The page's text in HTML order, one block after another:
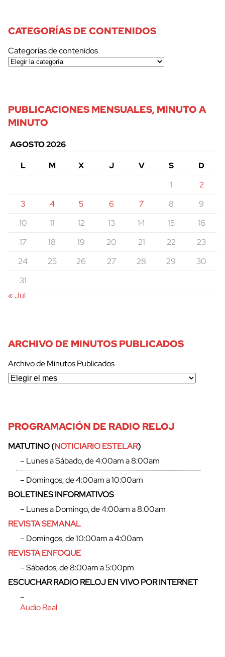
cerrar
CATEGORÍAS DE CONTENIDOS
Categorías de contenidos
PUBLICACIONES MENSUALES, MINUTO A
MINUTO
AGOSTO 2026
L
M X J V S
D
1
2
3
4 5 6 7 8
9
10
11 12 13 14 15
16
17
18 19 20 21 22
23
24
25 26 27 28 29
30
31
« Jul
ARCHIVO DE MINUTOS PUBLICADOS
Archivo de Minutos Publicados
PROGRAMACIÓN DE RADIO RELOJ
MATUTINO (NOTICIARIO ESTELAR)
– Lunes a Sábado, de 4:00am a 8:00am
– Domingos, de 4:00am a 10:00am
BOLETINES INFORMATIVOS
– Lunes a Domingo, de 4:00am a 8:00am
REVISTA SEMANAL
– Domingos, de 10:00am a 4:00am
REVISTA ENFOQUE
– Sábados, de 8:00am a 5:00pm
ESCUCHAR RADIO RELOJ EN VIVO POR INTERNET
–
Audio Real